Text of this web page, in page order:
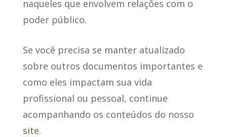
naqueles que envolvem relações com o
poder público.
Se você precisa se manter atualizado
sobre outros documentos importantes e
como eles impactam sua vida
profissional ou pessoal, continue
acompanhando os conteúdos do nosso
site.